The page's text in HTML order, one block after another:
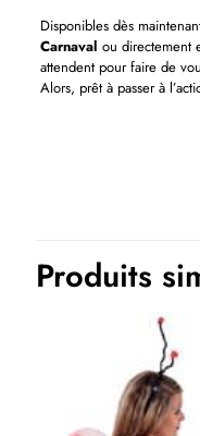
Disponibles dès
Carnaval ou directement
attendent pour faire de
Alors, prêt à passer à
Produits